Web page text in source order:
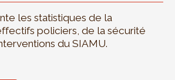
les statistiques de la
policiers, de la sécurité
du SIAMU.